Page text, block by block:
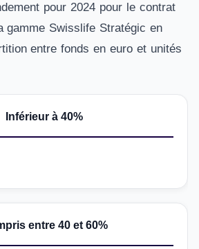
pour 2024 pour le contrat
gamme Swisslife Stratégic en
entre fonds en euro et unités
Inférieur à 40%
entre 40 et 60%